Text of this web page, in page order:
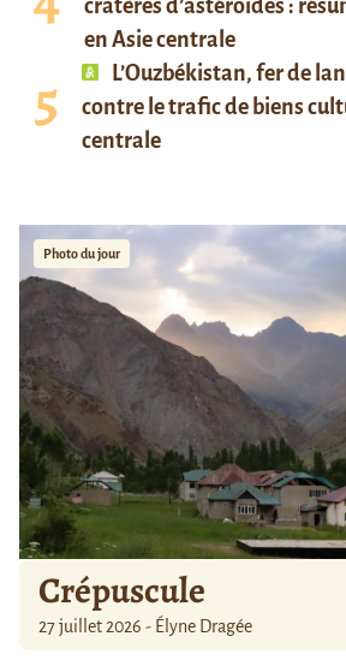
cratères d’astéroïdes :
en Asie centrale
L’Ouzbékistan, fer de
contre le trafic de biens
centrale
Photo du jour
Crépuscule
27 juillet 2026 - Élyne Dragée